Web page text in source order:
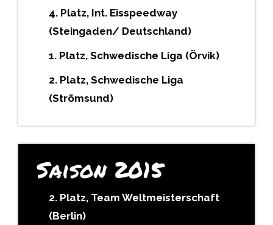
4. Platz, Int. Eisspeedway
(Steingaden/ Deutschland)
1. Platz, Schwedische Liga (Örvik)
2. Platz, Schwedische Liga
(Strömsund)
Saison 2015
2. Platz, Team Weltmeisterschaft
(Berlin)